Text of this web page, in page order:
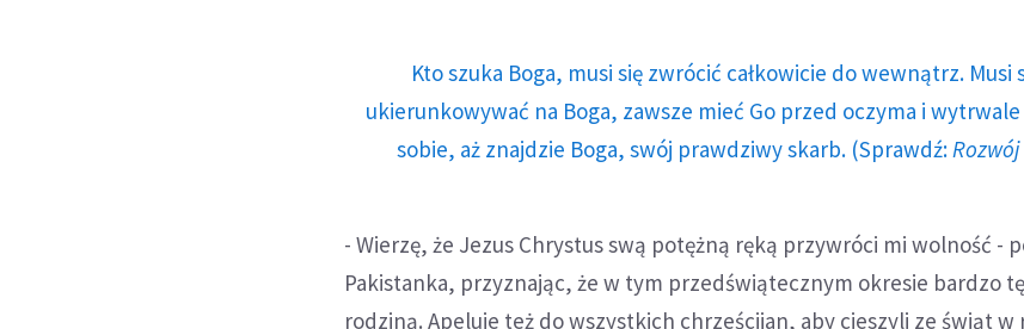
Kto szuka Boga, musi się zwrócić całkowicie do wewnątrz. Musi
ukierunkowywać na Boga, zawsze mieć Go przed oczyma i
sobie, aż znajdzie Boga, swój prawdziwy skarb. (Sprawdź:
- Wierzę, że Jezus Chrystus swą potężną ręką przywróci mi wolność -
Pakistanka, przyznając, że w tym przedświątecznym okresie bardzo
rodziną. Apeluje też do wszystkich chrześcijan, aby cieszyli ze świąt w